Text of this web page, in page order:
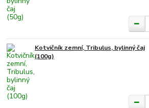
Kotvičník zemní, Tribulus, bylinný čaj
(100g)